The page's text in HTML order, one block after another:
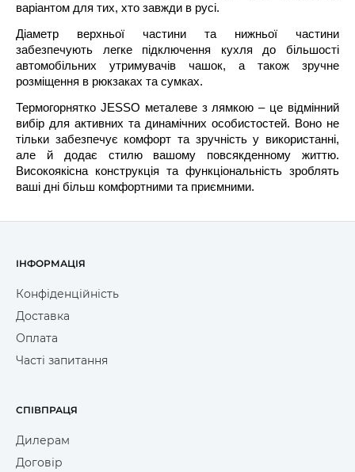
варіантом для тих, хто завжди в русі.
Діаметр верхньої частини та нижньої частини
забезпечують легке підключення кухля до більшості
автомобільних утримувачів чашок, а також зручне
розміщення в рюкзаках та сумках.
Термогорнятко JESSO металеве з лямкою – це відмінний
вибір для активних та динамічних особистостей. Воно не
тільки забезпечує комфорт та зручність у використанні,
але й додає стилю вашому повсякденному життю.
Високоякісна конструкція та функціональність зроблять
ваші дні більш комфортними та приємними.
ІНФОРМАЦІЯ
Конфіденційність
Доставка
Оплата
Часті запитання
СПІВПРАЦЯ
Дилерам
Договір